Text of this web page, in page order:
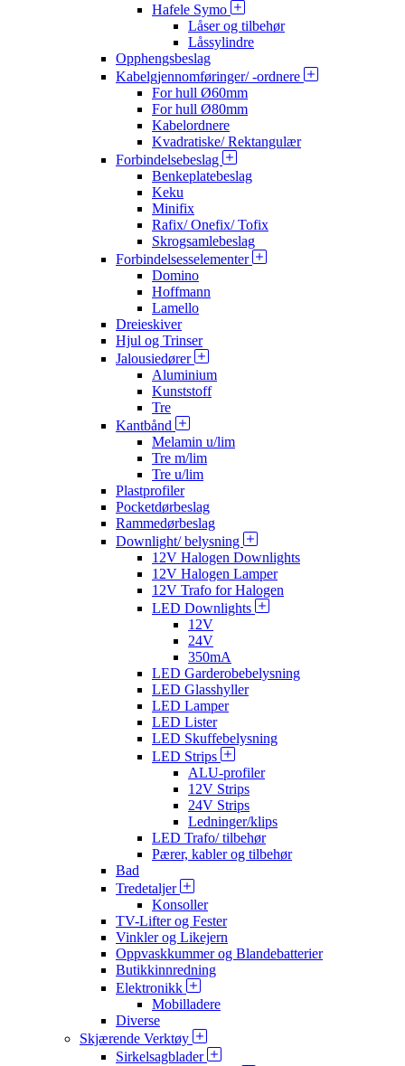
Hafele Symo
Låser og tilbehør
Låssylindre
Opphengsbeslag
Kabelgjennomføringer/ -ordnere
For hull Ø60mm
For hull Ø80mm
Kabelordnere
Kvadratiske/ Rektangulær
Forbindelsebeslag
Benkeplatebeslag
Keku
Minifix
Rafix/ Onefix/ Tofix
Skrogsamlebeslag
Forbindelsesselementer
Domino
Hoffmann
Lamello
Dreieskiver
Hjul og Trinser
Jalousiedører
Aluminium
Kunststoff
Tre
Kantbånd
Melamin u/lim
Tre m/lim
Tre u/lim
Plastprofiler
Pocketdørbeslag
Rammedørbeslag
Downlight/ belysning
12V Halogen Downlights
12V Halogen Lamper
12V Trafo for Halogen
LED Downlights
12V
24V
350mA
LED Garderobebelysning
LED Glasshyller
LED Lamper
LED Lister
LED Skuffebelysning
LED Strips
ALU-profiler
12V Strips
24V Strips
Ledninger/klips
LED Trafo/ tilbehør
Pærer, kabler og tilbehør
Bad
Tredetaljer
Konsoller
TV-Lifter og Fester
Vinkler og Likejern
Oppvaskkummer og Blandebatterier
Butikkinnredning
Elektronikk
Mobilladere
Diverse
Skjærende Verktøy
Sirkelsagblader